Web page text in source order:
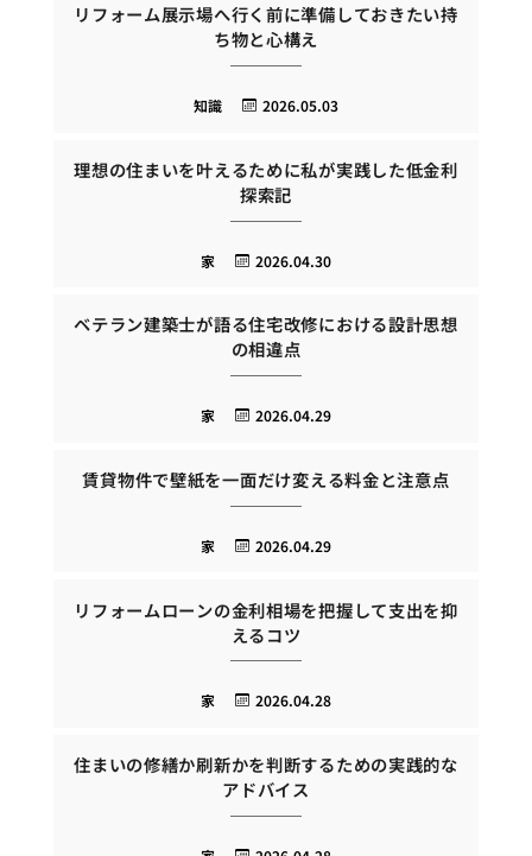
リフォーム展示場へ行く前に準備しておきたい持
ち物と心構え
2026.05.03
知識
理想の住まいを叶えるために私が実践した低金利
探索記
2026.04.30
家
ベテラン建築士が語る住宅改修における設計思想
の相違点
2026.04.29
家
賃貸物件で壁紙を一面だけ変える料金と注意点
2026.04.29
家
リフォームローンの金利相場を把握して支出を抑
えるコツ
2026.04.28
家
住まいの修繕か刷新かを判断するための実践的な
アドバイス